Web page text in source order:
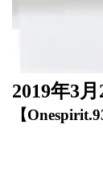
2019年3
【